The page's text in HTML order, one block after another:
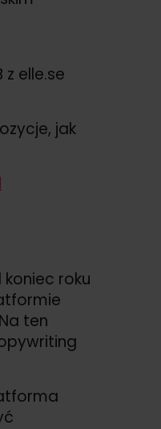
elle.se
jak
koniec roku
ten